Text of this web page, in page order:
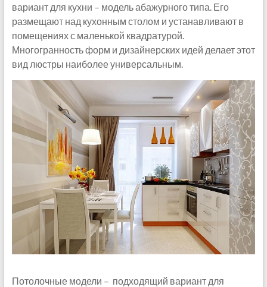
вариант для кухни – модель абажурного типа. Его
размещают над кухонным столом и устанавливают в
помещениях с маленькой квадратурой.
Многогранность форм и дизайнерских идей делает этот
вид люстры наиболее универсальным.
Потолочные модели – подходящий вариант для